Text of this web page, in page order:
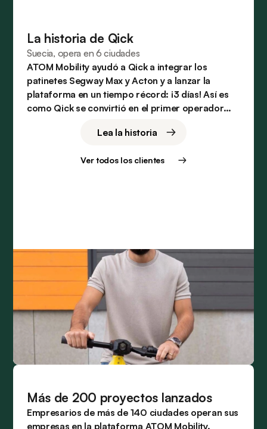
La historia de Qick
Suecia, opera en 6 ciudades
ATOM Mobility ayudó a Qick a integrar los
patinetes Segway Max y Acton y a lanzar la
plataforma en un tiempo récord: ¡3 días! Así es
como Qick se convirtió en el primer operador
Lea la historia
Ver todos los clientes
Más de 200 proyectos lanzados
Empresarios de más de 140 ciudades operan sus
empresas en la plataforma ATOM Mobility.